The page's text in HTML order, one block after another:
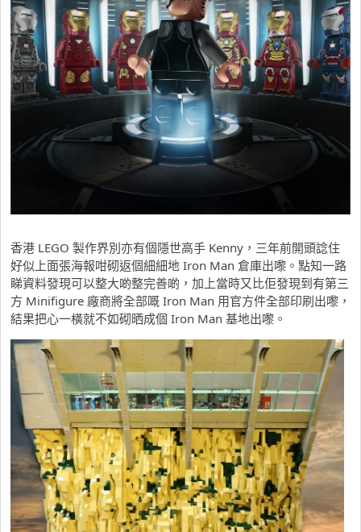
香港 LEGO 製作界別亦有個隱世高手 Kenny，三年前開頭諗住
好似上面張海報咁砌返個細細地 Iron Man 倉庫出嚟。點知一路
睇資料發現可以整大啲整完善啲，加上當時又比佢發現到有第三
方 Minifigure 廠商將全部嘅 Iron Man 用官方件全部印刷出嚟，
結果把心一橫就不如砌晒成個 Iron Man 基地出嚟。